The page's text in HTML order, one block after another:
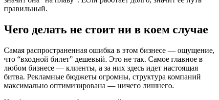
правильный.
Чего делать не стоит ни в коем случае
Самая распространенная ошибка в этом бизнесе — ощущение,
что “входной билет” дешевый. Это не так. Самое главное в
любом бизнесе — клиенты, а за них здесь идет настоящая
битва. Рекламные бюджеты огромны, структура компаний
максимально оптимизирована — ничего лишнего.